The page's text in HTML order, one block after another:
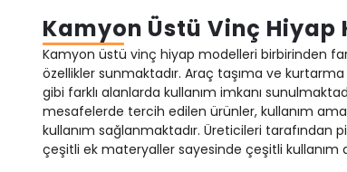
Kamyon Üstü Vinç Hiyap
Kamyon üstü vinç hiyap modelleri birbirinden
özellikler sunmaktadır. Araç taşıma ve
gibi farklı alanlarda kullanım imkanı
mesafelerde tercih edilen ürünler, kullanım
kullanım sağlanmaktadır. Üreticileri tarafından
çeşitli ek materyaller sayesinde çeşitli kullanım